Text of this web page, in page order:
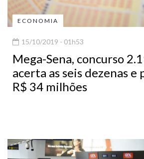
ECONOMIA
15/10/2019 - 01h53
Mega-Sena, concurso
acerta as seis dezenas e
R$ 34 milhões